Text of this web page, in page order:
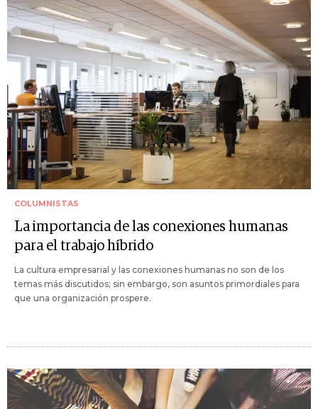
COLUMNISTAS
La importancia de las conexiones humanas
para el trabajo híbrido
La cultura empresarial y las conexiones humanas no son de los
temas más discutidos; sin embargo, son asuntos primordiales para
que una organización prospere.